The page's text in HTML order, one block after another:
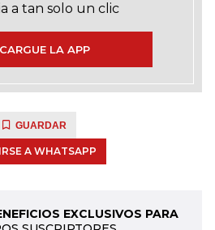
a tan solo un clic
LA APP
GUARDAR
A WHATSAPP
EXCLUSIVOS PARA